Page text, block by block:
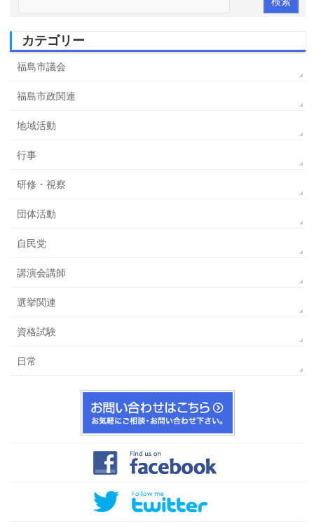
カテゴリー
福島市議会
福島市政関連
地域活動
行事
研修・視察
団体活動
自民党
講演会講師
選挙関連
資格試験
日常